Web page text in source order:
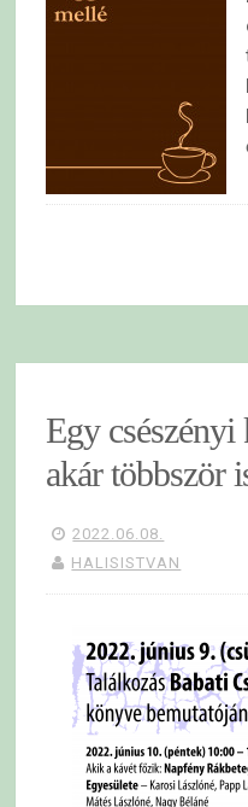
Egy csészényi
akár többször
2022.06.08.
HALISISTVAN